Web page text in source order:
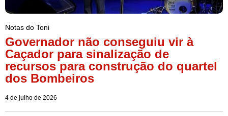
Notas do Toni
Governador não conseguiu vir à
Caçador para sinalização de
recursos para construção do quartel
dos Bombeiros
4 de julho de 2026